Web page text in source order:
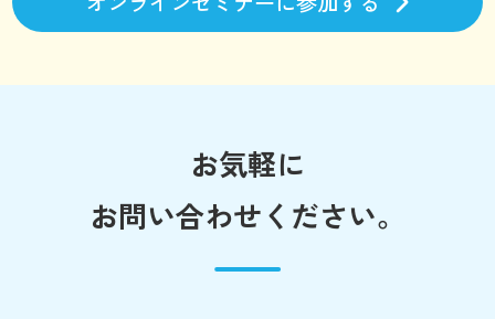
お気軽に
お問い合わせください。